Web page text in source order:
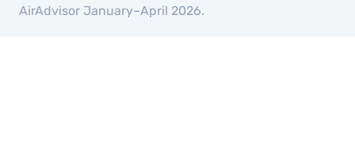
AirAdvisor January–April 2026.